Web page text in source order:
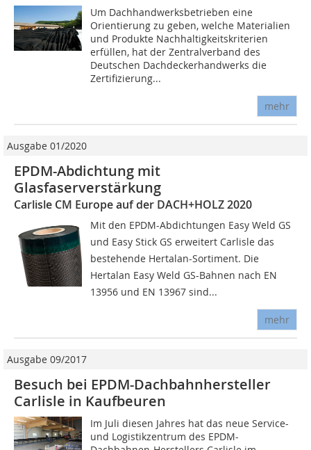
Um Dachhandwerksbetrieben eine
Orientierung zu geben, welche Materialien
und Produkte Nachhaltigkeitskriterien
erfüllen, hat der Zentralverband des
Deutschen Dachdeckerhandwerks die
Zertifizierung...
mehr
Ausgabe 01/2020
EPDM-Abdichtung mit
Glasfaserverstärkung
Carlisle CM Europe auf der DACH+HOLZ 2020
Mit den EPDM-Abdichtungen Easy Weld GS
und Easy Stick GS erweitert Carlisle das
bestehende Hertalan-Sortiment. Die
Hertalan Easy Weld GS-Bahnen nach EN
13956 und EN 13967 sind...
mehr
Ausgabe 09/2017
Besuch bei EPDM-Dachbahnhersteller
Carlisle in Kaufbeuren
Im Juli diesen Jahres hat das neue Service-
und Logistikzentrum des EPDM-